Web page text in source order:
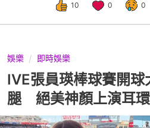
10 0 0
娛樂 即時娛樂
IVE張員瑛棒球賽開
腿 絕美神顏上演耳